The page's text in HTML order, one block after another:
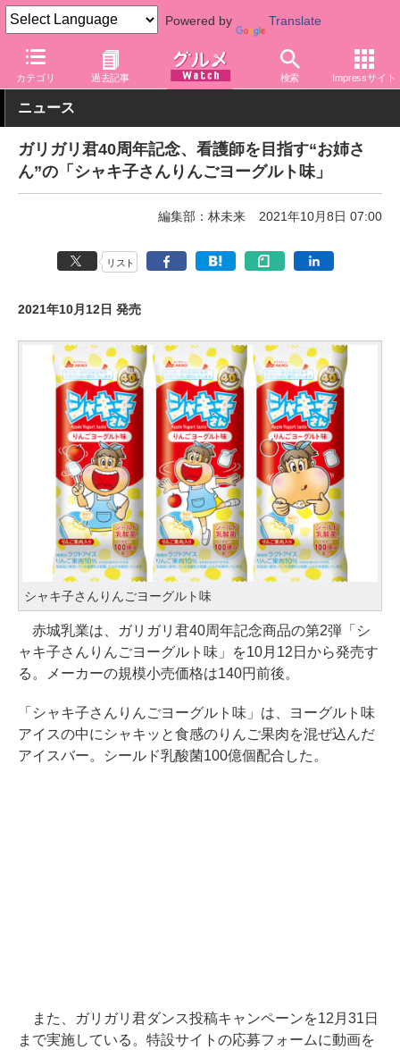
Powered by Translate
カテゴリ 過去記事 検索 Impressサイト
グルメ Watch 菓子・スイーツ アイスクリーム
ニュース
ガリガリ君40周年記念、看護師を目指す“お姉さ
ん”の「シャキ子さんりんごヨーグルト味」
編集部：林未来 2021年10月8日 07:00
リスト
2021年10月12日 発売
シャキ子さんりんごヨーグルト味
赤城乳業は、ガリガリ君40周年記念商品の第2弾「シ
ャキ子さんりんごヨーグルト味」を10月12日から発売す
る。メーカーの規模小売価格は140円前後。
「シャキ子さんりんごヨーグルト味」は、ヨーグルト味
アイスの中にシャキッと食感のりんご果肉を混ぜ込んだ
アイスバー。シールド乳酸菌100億個配合した。
また、ガリガリ君ダンス投稿キャンペーンを12月31日
まで実施している。特設サイトの応募フォームに動画を